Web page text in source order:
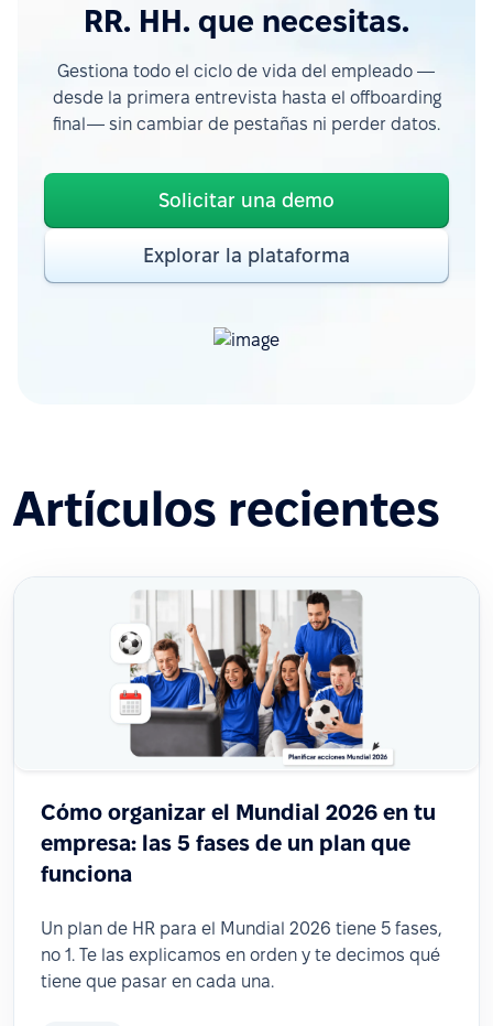
RR. HH. que necesitas.
Gestiona todo el ciclo de vida del empleado —
desde la primera entrevista hasta el offboarding
final— sin cambiar de pestañas ni perder datos.
Solicitar una demo
Explorar la plataforma
Artículos recientes
Cómo organizar el Mundial 2026 en tu
empresa: las 5 fases de un plan que
funciona
Un plan de HR para el Mundial 2026 tiene 5 fases,
no 1. Te las explicamos en orden y te decimos qué
tiene que pasar en cada una.